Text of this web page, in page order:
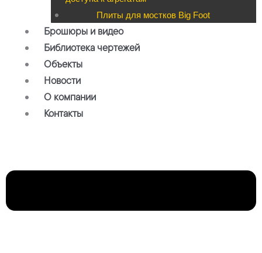
Плиты для мостков Big Foot
Брошюры и видео
Библиотека чертежей
Объекты
Новости
О компании
Контакты